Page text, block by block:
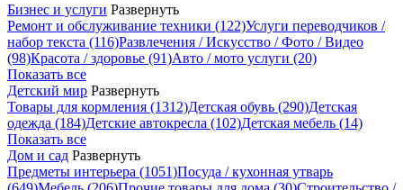
Бизнес и услуги Развернуть
Ремонт и обслуживание техники (122)Услуги переводчиков /
набор текста (116)Развлечения / Искусство / Фото / Видео
(98)Красота / здоровье (91)Авто / мото услуги (20)
Показать все
Детский мир Развернуть
Товары для кормления (1312)Детская обувь (290)Детская
одежда (184)Детские автокресла (102)Детская мебель (14)
Показать все
Дом и сад Развернуть
Предметы интерьера (1051)Посуда / кухонная утварь